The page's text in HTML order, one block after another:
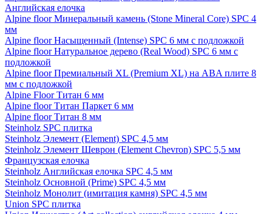
Английская елочка
Alpine floor Минеральный камень (Stone Mineral Core) SPC 4
мм
Alpine floor Насыщенный (Intense) SPC 6 мм с подложкой
Alpine floor Натуральное дерево (Real Wood) SPC 6 мм с
подложкой
Alpine floor Премиальный XL (Premium XL) на ABA плите 8
мм с подложкой
Alpine Floor Титан 6 мм
Alpine floor Титан Паркет 6 мм
Alpine floor Титан 8 мм
Steinholz SPC плитка
Steinholz Элемент (Element) SPC 4,5 мм
Steinholz Элемент Шеврон (Element Chevron) SPC 5,5 мм
Французская елочка
Steinholz Английская елочка SPC 4,5 мм
Steinholz Основной (Prime) SPC 4,5 мм
Steinholz Монолит (имитация камня) SPC 4,5 мм
Union SPC плитка